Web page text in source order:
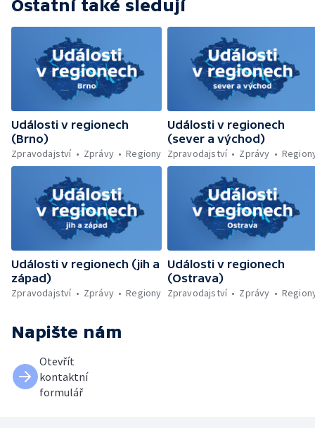
lesa u Velhartic — Další rozsáhlý lesní požár
Náchodsku — Znovuotevření rozhledny na
Libíně — Obchvat Náchoda je zhruba v
polovině — Požár v kempu na Pardubicku —
Wonkův most po rekonstrukci — Letiště
Václava Havla odbavilo 8 milionů cestujících
— V Plzni přibývá nelegálních graffiti
Ostatní také sledují
Události v regionech
(Brno)
Zpravodajství
Zprávy Regiony
Události v regionech
(sever a východ)
Zpravodajství
Zprávy
Události v regionech (jih a
západ)
Zpravodajství
Zprávy Regiony
Události v regionech
(Ostrava)
Zpravodajství
Zprávy
Napište nám
Otevřít
kontaktní
formulář